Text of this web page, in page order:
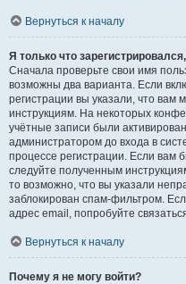
Вернуться к началу
Я только что
Сначала проверьте свои имя
возможны два варианта. Если
регистрации вы указали, что вам
инструкциям. На некоторых
учётные записи были
администратором до входа в
процессе регистрации. Если
следуйте полученным
то возможно, что вы указали
заблокирован спам-фильтром.
адрес email, попробуйте
Вернуться к началу
Почему я не могу войти?